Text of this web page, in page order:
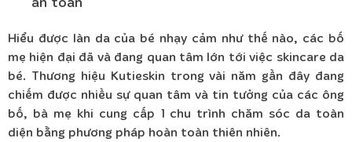
Hiểu được làn da của bé nhạy cảm như thế nào, các bố
mẹ hiện đại đã và đang quan tâm lớn tới việc skincare da
bé. Thương hiệu Kutieskin trong vài năm gần đây đang
chiếm được nhiều sự quan tâm và tin tưởng của các ông
bố, bà mẹ khi cung cấp 1 chu trình chăm sóc da toàn
diện bằng phương pháp hoàn toàn thiên nhiên.